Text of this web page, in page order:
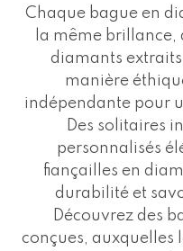
Chaque bague en
la même brillance,
diamants
manière
indépendante pour
Des solitaires
personnalisés
fiançailles en
durabilité et
Découvrez des
conçues, auxquelles